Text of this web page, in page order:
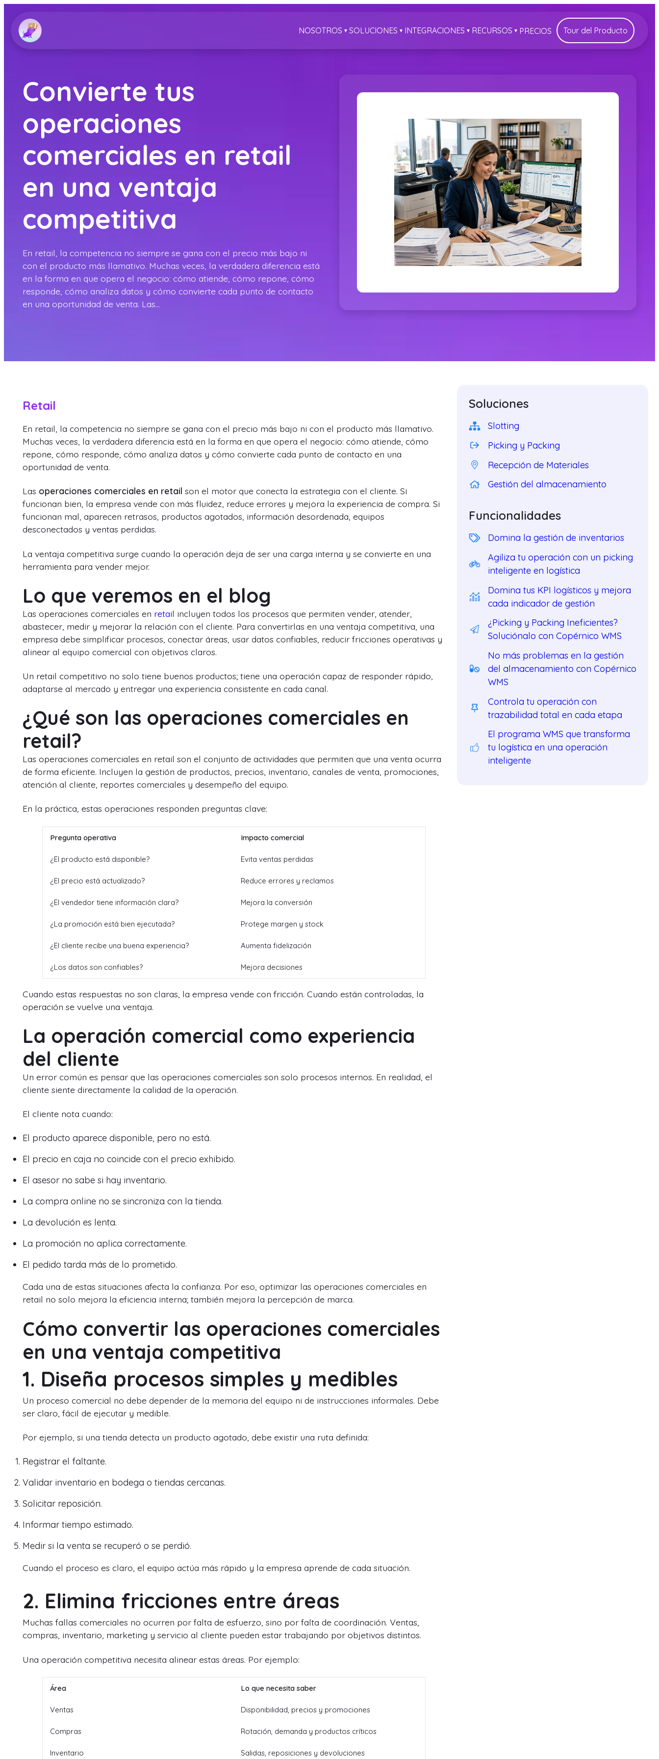
NOSOTROS ▼ SOLUCIONES ▼ INTEGRACIONES ▼ RECURSOS ▼ PRECIOS Tour del Producto
Convierte tus
operaciones
comerciales en retail
en una ventaja
competitiva
En retail, la competencia no siempre se gana con el precio más bajo ni
con el producto más llamativo. Muchas veces, la verdadera diferencia está
en la forma en que opera el negocio: cómo atiende, cómo repone, cómo
responde, cómo analiza datos y cómo convierte cada punto de contacto
en una oportunidad de venta. Las…
Retail
En retail, la competencia no siempre se gana con el precio más bajo ni con el producto más llamativo.
Muchas veces, la verdadera diferencia está en la forma en que opera el negocio: cómo atiende, cómo
repone, cómo responde, cómo analiza datos y cómo convierte cada punto de contacto en una
oportunidad de venta.
Las operaciones comerciales en retail son el motor que conecta la estrategia con el cliente. Si
funcionan bien, la empresa vende con más fluidez, reduce errores y mejora la experiencia de compra. Si
funcionan mal, aparecen retrasos, productos agotados, información desordenada, equipos
desconectados y ventas perdidas.
La ventaja competitiva surge cuando la operación deja de ser una carga interna y se convierte en una
herramienta para vender mejor.
Lo que veremos en el blog
Las operaciones comerciales en retail incluyen todos los procesos que permiten vender, atender,
abastecer, medir y mejorar la relación con el cliente. Para convertirlas en una ventaja competitiva, una
empresa debe simplificar procesos, conectar áreas, usar datos confiables, reducir fricciones operativas y
alinear al equipo comercial con objetivos claros.
Un retail competitivo no solo tiene buenos productos; tiene una operación capaz de responder rápido,
adaptarse al mercado y entregar una experiencia consistente en cada canal.
¿Qué son las operaciones comerciales en
retail?
Las operaciones comerciales en retail son el conjunto de actividades que permiten que una venta ocurra
de forma eficiente. Incluyen la gestión de productos, precios, inventario, canales de venta, promociones,
atención al cliente, reportes comerciales y desempeño del equipo.
En la práctica, estas operaciones responden preguntas clave:
Pregunta operativa Impacto comercial
¿El producto está disponible? Evita ventas perdidas
¿El precio está actualizado? Reduce errores y reclamos
¿El vendedor tiene información clara? Mejora la conversión
¿La promoción está bien ejecutada? Protege margen y stock
¿El cliente recibe una buena experiencia? Aumenta fidelización
¿Los datos son confiables? Mejora decisiones
Cuando estas respuestas no son claras, la empresa vende con fricción. Cuando están controladas, la
operación se vuelve una ventaja.
La operación comercial como experiencia
del cliente
Un error común es pensar que las operaciones comerciales son solo procesos internos. En realidad, el
cliente siente directamente la calidad de la operación.
El cliente nota cuando:
El producto aparece disponible, pero no está.
El precio en caja no coincide con el precio exhibido.
El asesor no sabe si hay inventario.
La compra online no se sincroniza con la tienda.
La devolución es lenta.
La promoción no aplica correctamente.
El pedido tarda más de lo prometido.
Cada una de estas situaciones afecta la confianza. Por eso, optimizar las operaciones comerciales en
retail no solo mejora la eficiencia interna; también mejora la percepción de marca.
Cómo convertir las operaciones comerciales
en una ventaja competitiva
1. Diseña procesos simples y medibles
Un proceso comercial no debe depender de la memoria del equipo ni de instrucciones informales. Debe
ser claro, fácil de ejecutar y medible.
Por ejemplo, si una tienda detecta un producto agotado, debe existir una ruta definida:
Registrar el faltante.
Validar inventario en bodega o tiendas cercanas.
Solicitar reposición.
Informar tiempo estimado.
Medir si la venta se recuperó o se perdió.
Cuando el proceso es claro, el equipo actúa más rápido y la empresa aprende de cada situación.
2. Elimina fricciones entre áreas
Muchas fallas comerciales no ocurren por falta de esfuerzo, sino por falta de coordinación. Ventas,
compras, inventario, marketing y servicio al cliente pueden estar trabajando por objetivos distintos.
Una operación competitiva necesita alinear estas áreas. Por ejemplo:
Área Lo que necesita saber
Ventas Disponibilidad, precios y promociones
Compras Rotación, demanda y productos críticos
Inventario Salidas, reposiciones y devoluciones
Soluciones
Slotting
Picking y Packing
Recepción de Materiales
Gestión del almacenamiento
Funcionalidades
Domina la gestión de inventarios
Agiliza tu operación con un picking
inteligente en logística
Domina tus KPI logísticos y mejora
cada indicador de gestión
¿Picking y Packing Ineficientes?
Soluciónalo con Copérnico WMS
No más problemas en la gestión
del almacenamiento con Copérnico
WMS
Controla tu operación con
trazabilidad total en cada etapa
El programa WMS que transforma
tu logística en una operación
inteligente